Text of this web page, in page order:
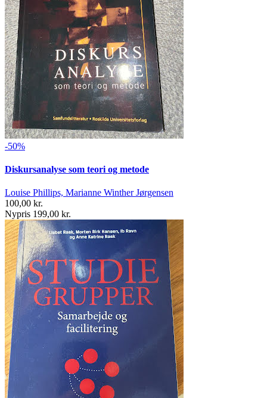
-50%
Diskursanalyse som teori og metode
Louise Phillips, Marianne Winther Jørgensen
100,00 kr.
Nypris 199,00 kr.